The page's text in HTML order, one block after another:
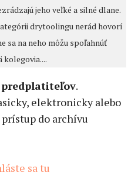
jeho veľké a silné dlane.
drytoolingu nerád hovorí
sa na neho môžu spoľahnúť
kolegovia....
predplatiteľov.
elektronicky alebo
do archívu
sa tu